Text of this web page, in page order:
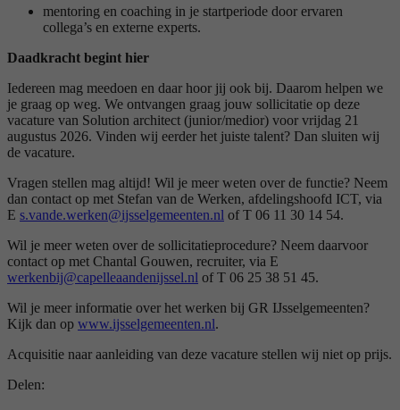
mentoring en coaching in je startperiode door ervaren
collega’s en externe experts.
Daadkracht begint hier
Iedereen mag meedoen en daar hoor jij ook bij. Daarom helpen we
je graag op weg. We ontvangen graag jouw sollicitatie op deze
vacature van Solution architect (junior/medior) voor vrijdag 21
augustus 2026. Vinden wij eerder het juiste talent? Dan sluiten wij
de vacature.
Vragen stellen mag altijd! Wil je meer weten over de functie? Neem
dan contact op met Stefan van de Werken, afdelingshoofd ICT, via
E s.vande.werken@ijsselgemeenten.nl of T 06 11 30 14 54.
Wil je meer weten over de sollicitatieprocedure? Neem daarvoor
contact op met Chantal Gouwen, recruiter, via E
werkenbij@capelleaandenijssel.nl of T 06 25 38 51 45.
Wil je meer informatie over het werken bij GR IJsselgemeenten?
Kijk dan op www.ijsselgemeenten.nl.
Acquisitie naar aanleiding van deze vacature stellen wij niet op prijs.
Delen: